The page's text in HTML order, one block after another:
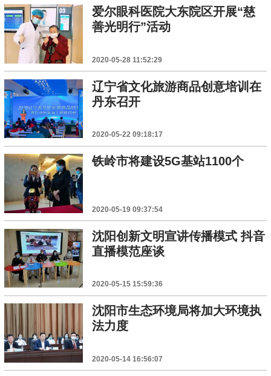
爱尔眼科医院大东院区开展“慈
善光明行”活动
2020-05-28 11:52:29
辽宁省文化旅游商品创意培训在
丹东召开
2020-05-22 09:18:17
铁岭市将建设5G基站1100个
2020-05-19 09:37:54
沈阳创新文明宣讲传播模式 抖音
直播模范座谈
2020-05-15 15:59:36
沈阳市生态环境局将加大环境执
法力度
2020-05-14 16:56:07